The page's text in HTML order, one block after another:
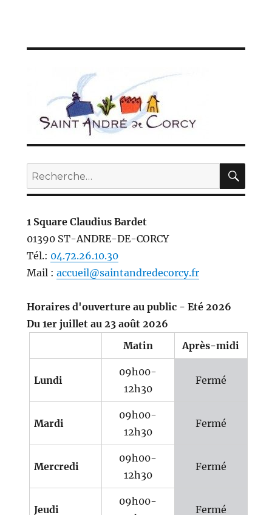
Recherche
pour :
1 Square Claudius Bardet
01390 ST-ANDRE-DE-CORCY
Tél.: 04.72.26.10.30
Mail : accueil@saintandredecorcy.fr
Horaires d'ouverture au public - Eté 2026
Du 1er juillet au 23 août 2026
Matin
Après-midi
Lundi
09h00-
12h30
Fermé
Mardi
09h00-
12h30
Fermé
Mercredi
09h00-
12h30
Fermé
Jeudi
09h00-
Fermé